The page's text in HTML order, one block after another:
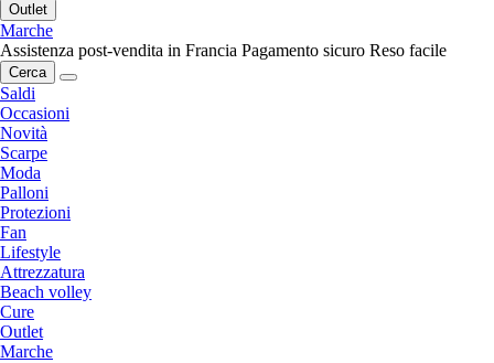
Outlet
Marche
Assistenza post-vendita in Francia Pagamento sicuro Reso facile
Cerca
Saldi
Occasioni
Novità
Scarpe
Moda
Palloni
Protezioni
Fan
Lifestyle
Attrezzatura
Beach volley
Cure
Outlet
Marche